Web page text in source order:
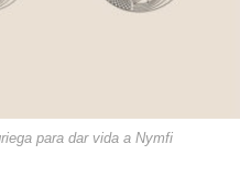
para dar vida a Nymfi